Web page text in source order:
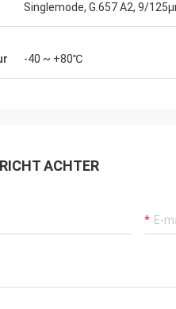
Singlemode, G.657 A2, 9/
-40 ~ +80℃
ACHTER